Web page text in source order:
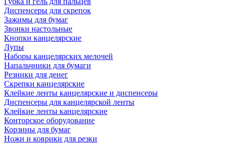
Диспенсеры для скрепок
Зажимы для бумаг
Звонки настольные
Кнопки канцелярские
Лупы
Наборы канцелярских мелочей
Напальчники для бумаги
Резинки для денег
Скрепки канцелярские
Клейкие ленты канцелярские и диспенсеры
Диспенсеры для канцелярской ленты
Клейкие ленты канцелярские
Конторское оборудование
Корзины для бумаг
Ножи и коврики для резки